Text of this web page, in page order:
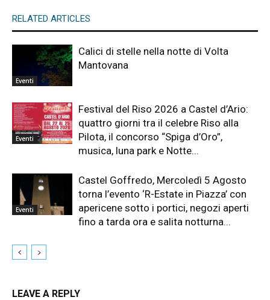
RELATED ARTICLES
Eventi
Calici di stelle nella notte di Volta
Mantovana
Eventi
Festival del Riso 2026 a Castel d’Ario:
quattro giorni tra il celebre Riso alla
Pilota, il concorso “Spiga d’Oro”,
musica, luna park e Notte...
Eventi
Castel Goffredo, Mercoledì 5 Agosto
torna l’evento ‘R-Estate in Piazza’ con
apericene sotto i portici, negozi aperti
fino a tarda ora e salita notturna...
LEAVE A REPLY